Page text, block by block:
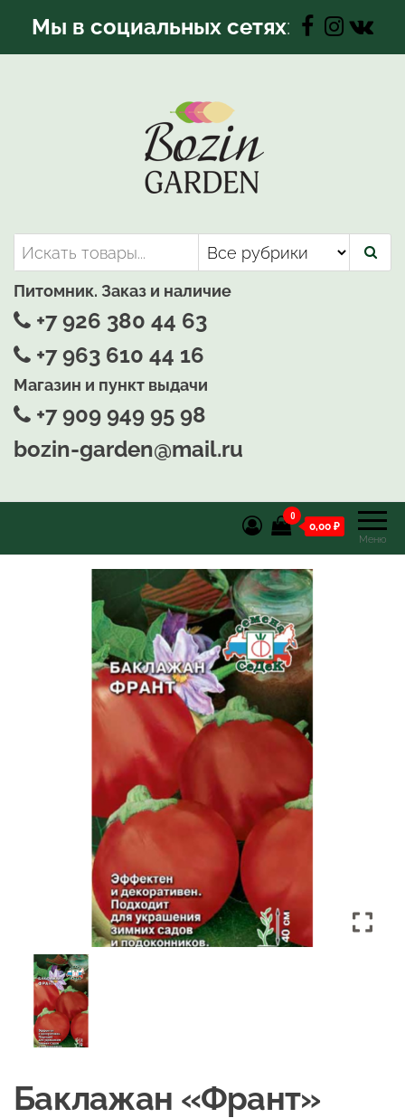
Мы в социальных сетях:
Bozin-Garden | Садовый центр
Садовый центр, Растения
для вашего сада
Питомник. Заказ и наличие
+7 926 380 44 63
+7 963 610 44 16
Магазин и пункт выдачи
+7 909 949 95 98
bozin-garden@mail.ru
Меню
0
0,00 ₽
Баклажан «Франт»